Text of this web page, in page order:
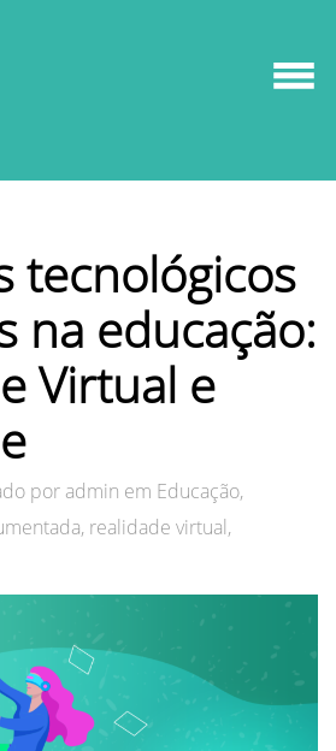
tecnológicos
na educação:
Virtual e
por admin em Educação,
realidade virtual,